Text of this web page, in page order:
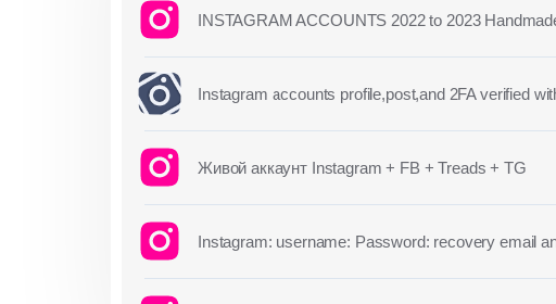
INSTAGRAM ACCOUNTS 2022 to 2023
Instagram accounts profile,post,and 2FA verified
Живой аккаунт Instagram + FB + Treads + TG
Instagram: username: Password: recovery email